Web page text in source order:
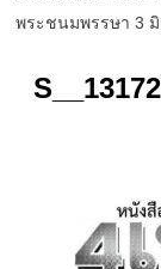
พระชนมพรรษา 3